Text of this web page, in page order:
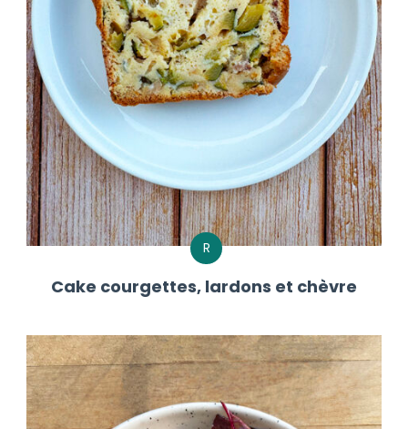
R
Cake courgettes, lardons et chèvre